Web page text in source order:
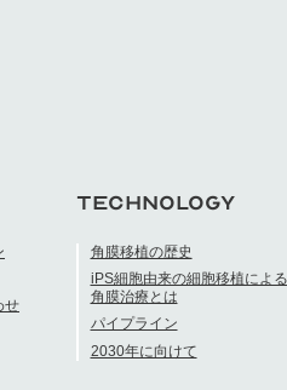
せ
TECHNOLOGY
角膜移植の歴史
iPS細胞由来の細胞移植による
角膜治療とは
パイプライン
2030年に向けて